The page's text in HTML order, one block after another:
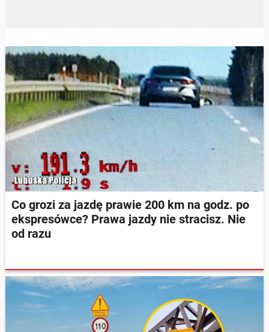
Co grozi za jazdę prawie 200 km na godz. po
ekspresówce? Prawa jazdy nie stracisz. Nie
od razu